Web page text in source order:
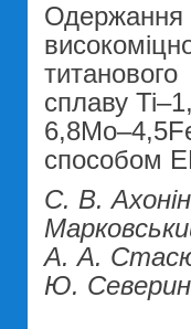
Одержання
титанового
сплаву
способом
С. В. Ахонін
А. А.
Ю. Северин